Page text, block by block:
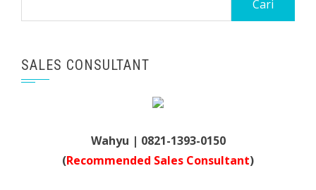
SALES CONSULTANT
Wahyu | 0821-1393-0150
(Recommended Sales Consultant)